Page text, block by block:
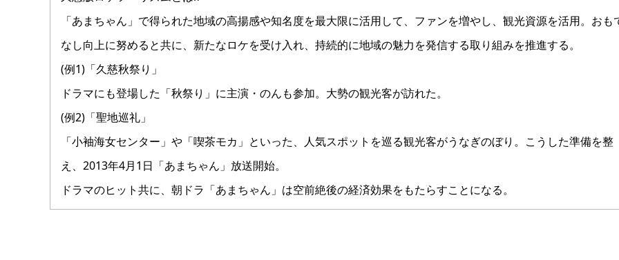
「あまちゃん」で得られた地域の高揚感や知名度を最大限に活用して、ファンを増やし、観光資源を活用。おも
なし向上に努めると共に、新たなロケを受け入れ、持続的に地域の魅力を発信する取り組みを推進する。
(例1)「久慈秋祭り」
ドラマにも登場した「秋祭り」に主演・のんも参加。大勢の観光客が訪れた。
(例2)「聖地巡礼」
「小袖海女センター」や「喫茶モカ」といった、人気スポットを巡る観光客がうなぎのぼり。こうした準備を整
え、2013年4月1日「あまちゃん」放送開始。
ドラマのヒット共に、朝ドラ「あまちゃん」は空前絶後の経済効果をもたらすことになる。